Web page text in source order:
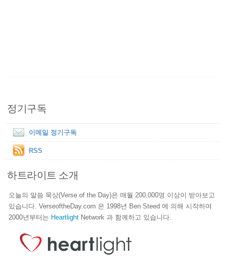
정기구독
이메일 정기구독
RSS
하트라이트 소개
오늘의 말씀 묵상(Verse of the Day)은 매월 200,000명 이상이 받아보고
있습니다. VerseoftheDay.com 은 1998년 Ben Steed 에 의해 시작하여
2000년부터는 Heartlight Network 과 함께하고 있습니다.